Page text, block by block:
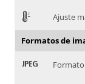
E Ajuste
Formatos de
: Formato